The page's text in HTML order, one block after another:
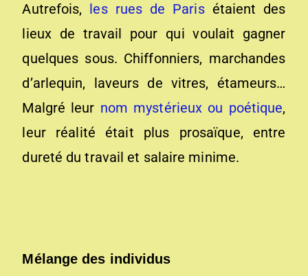
Autrefois, les rues de Parisétaient des
lieux de travail pour qui voulait gagner
quelques sous. Chiffonniers, marchandes
d’arlequin, laveurs de vitres, étameurs…
Malgré leur nom mystérieux ou poétique,
leur réalité était plus prosaïque, entre
dureté du travail et salaire minime.
Mélange des individus